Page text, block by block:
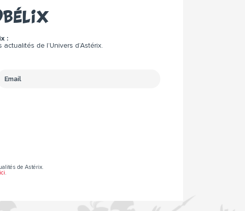
:
de l’Univers d’Astérix.
de Astérix.